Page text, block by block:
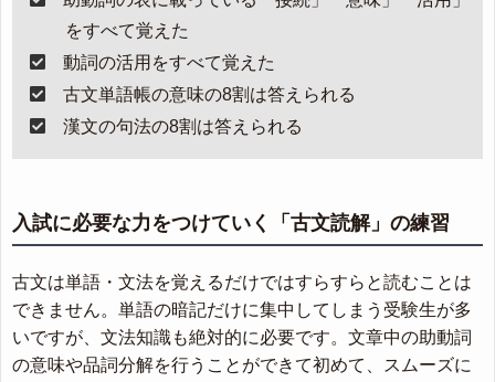
をすべて覚えた
動詞の活用をすべて覚えた
古文単語帳の意味の8割は答えられる
漢文の句法の8割は答えられる
入試に必要な力をつけていく「古文読解」の練習
古文は単語・文法を覚えるだけではすらすらと読むことは
できません。単語の暗記だけに集中してしまう受験生が多
いですが、文法知識も絶対的に必要です。文章中の助動詞
の意味や品詞分解を行うことができて初めて、スムーズに